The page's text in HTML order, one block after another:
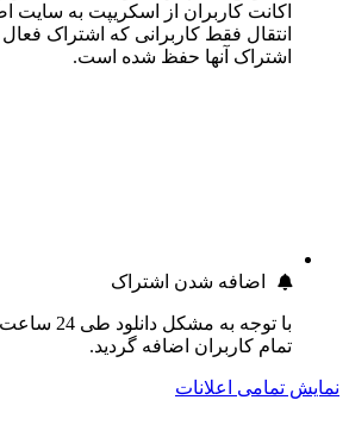
اکانت کاربران از اسکریپت به سایت
انتقال فقط کاربرانی که اشتراک
اشتراک آنها حفظ شده است.
اضافه شدن اشتراک
تمام کاربران اضافه گردید.
نمایش تمامی اعلانات